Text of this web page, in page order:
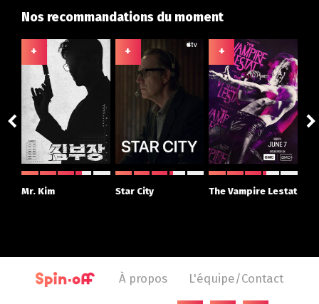
Nos recommandations du moment
+
Mr. Kim
+
Star City
+
The Vampire Lestat
À propos L'équipe/Contact